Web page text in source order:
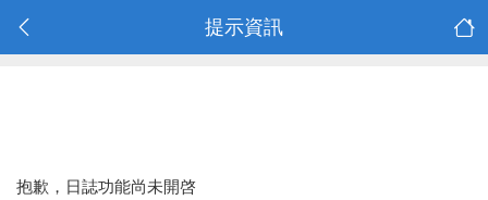
提示資訊
抱歉，日誌功能尚未開啓